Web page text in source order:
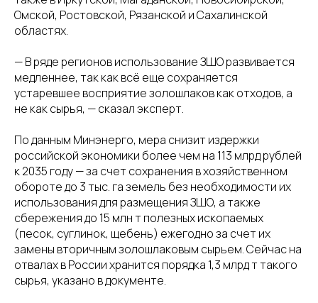
Омской, Ростовской, Рязанской и Сахалинской
областях.
— В ряде регионов использование ЗШО развивается
медленнее, так как всё еще сохраняется
устаревшее восприятие золошлаков как отходов, а
не как сырья, — сказал эксперт.
По данным Минэнерго, мера снизит издержки
российской экономики более чем на 113 млрд рублей
к 2035 году — за счет сохранения в хозяйственном
обороте до 3 тыс. га земель без необходимости их
использования для размещения ЗШО, а также
сбережения до 15 млн т полезных ископаемых
(песок, суглинок, щебень) ежегодно за счет их
замены вторичным золошлаковым сырьем. Сейчас на
отвалах в России хранится порядка 1,3 млрд т такого
сырья, указано в документе.